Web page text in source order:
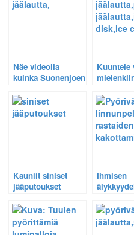
Näe videolla
kuinka Suonenjoen
täydellisen pyöreä
pyörivä jäälautta
syntyy
Kuuntele
jäälautasta
Kauniit siniset
jääputoukset
Ihmisen
rastaiden